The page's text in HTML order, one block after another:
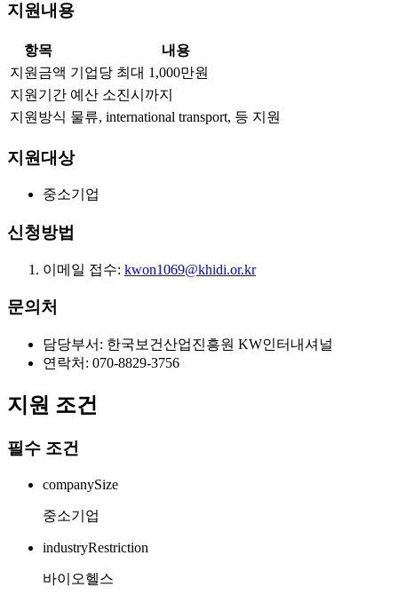
지원내용
항목
내용
지원금액 기업당 최대 1,000만원
지원기간 예산 소진시까지
지원방식 물류, international transport, 등 지원
지원대상
중소기업
신청방법
이메일 접수: kwon1069@khidi.or.kr
문의처
담당부서: 한국보건산업진흥원 KW인터내셔널
연락처: 070-8829-3756
지원 조건
필수 조건
companySize
중소기업
industryRestriction
바이오헬스